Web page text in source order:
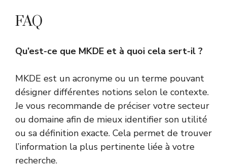
FAQ
Qu’est-ce que MKDE et à quoi cela sert-il ?
MKDE est un acronyme ou un terme pouvant
désigner différentes notions selon le contexte.
Je vous recommande de préciser votre secteur
ou domaine afin de mieux identifier son utilité
ou sa définition exacte. Cela permet de trouver
l’information la plus pertinente liée à votre
recherche.